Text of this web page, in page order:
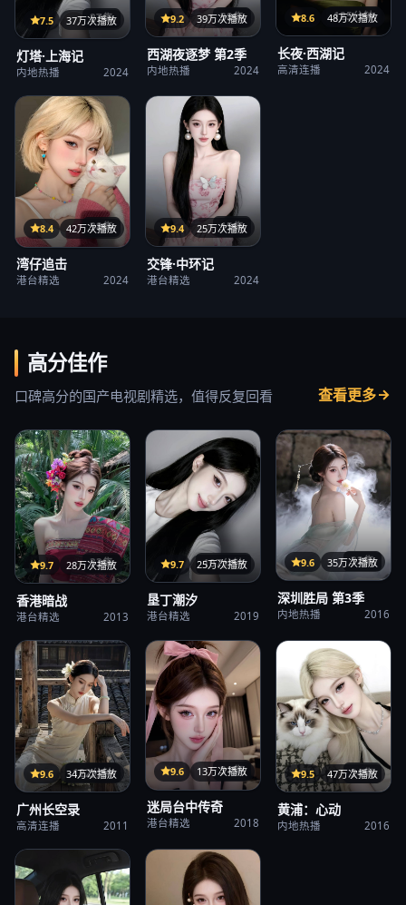
27集
7.5 37万次播放
灯塔·上海记
内地热播 2024
38集
9.2 39万次播放
西湖夜逐梦 第2季
内地热播 2024
125分钟
8.6 48万次播放
长夜·西湖记
高清连播 2024
38集
8.4 42万次播放
湾仔追击
港台精选 2024
15集
9.4 25万次播放
交锋·中环记
港台精选 2024
高分佳作
口碑高分的国产电视剧精选，值得反复回看 查看更多
33集
9.7 28万次播放
香港暗战
港台精选 2013
107分钟
9.7 25万次播放
垦丁潮汐
港台精选 2019
32集
9.6 35万次播放
深圳胜局 第3季
内地热播 2016
122分钟
9.6 34万次播放
广州长空录
高清连播 2011
31集
9.6 13万次播放
迷局台中传奇
港台精选 2018
24集
9.5 47万次播放
黄浦：心动
内地热播 2016